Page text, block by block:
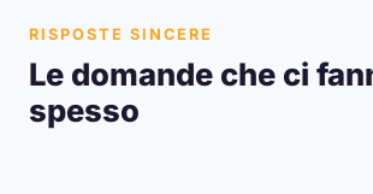
RISPOSTE SINCERE
Le domande che ci
spesso